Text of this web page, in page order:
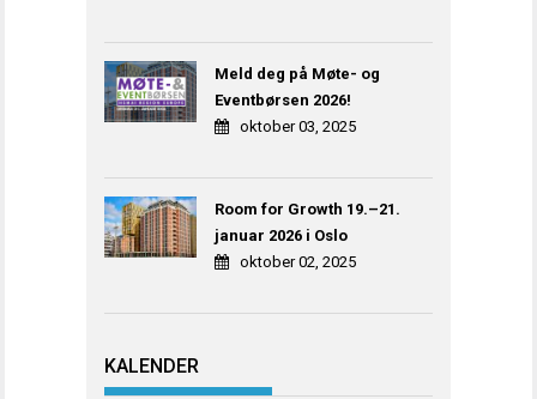
Meld deg på Møte- og
Eventbørsen 2026!
oktober 03, 2025
Room for Growth 19.–21.
januar 2026 i Oslo
oktober 02, 2025
KALENDER